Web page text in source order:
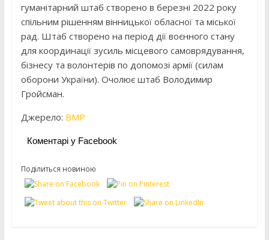
гуманітарний штаб створено в березні 2022 року
спільним рішенням вінницької обласної та міської
рад. Штаб створено на період дії воєнного стану
для координації зусиль місцевого самоврядування,
бізнесу та волонтерів по допомозі армії (силам
оборони України). Очолює штаб Володимир
Гройсман.
Джерело: ВМР
Коментарі у Facebook
Поділиться новиною